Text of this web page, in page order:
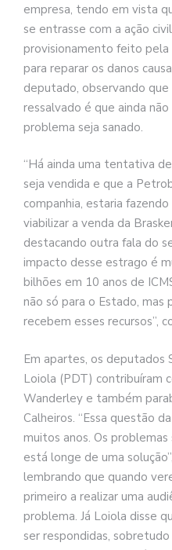
empresa, tendo em vista
se entrasse com a ação
provisionamento feito pela
para reparar os danos
deputado, observando
ressalvado é que ainda
problema seja sanado.
“Há ainda uma tentativa
seja vendida e que a
companhia, estaria
viabilizar a venda da
destacando outra fala do
impacto desse estrago é
bilhões em 10 anos de
não só para o Estado, mas
recebem esses recursos”,
Em apartes, os deputados
Loiola (PDT) contribuíram
Wanderley e também
Calheiros. “Essa questão
muitos anos. Os
está longe de uma
lembrando que quando
primeiro a realizar uma
problema. Já Loiola disse
ser respondidas, sobretudo